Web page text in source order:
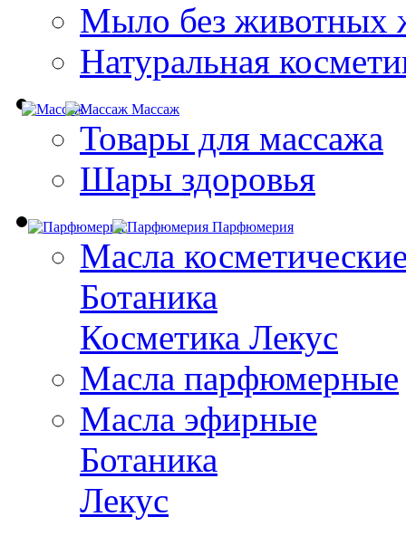
Мыло без животных
Натуральная
Массаж
Товары для массажа
Шары здоровья
Парфюмерия
Масла
Ботаника
Косметика Лекус
Масла парфюмерные
Масла эфирные
Ботаника
Лекус